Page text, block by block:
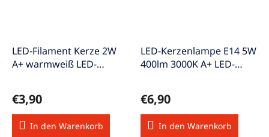
LED-Filament Kerze 2W
A+ warmweiß LED-
€3,90
In den Warenkorb
LED-Kerzenlampe E14 5W
400lm 3000K A+ LED-
€6,90
In den Warenkorb